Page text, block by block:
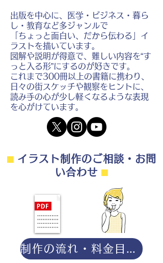
出版を中心に、医学・ビジネス・暮ら
し・教育など多ジャンルで
「ちょっと面白い、だから伝わる」イ
ラストを描いています。
図解や説明が得意で、難しい内容を“す
っと入る形”にするのが好きです。
これまで300冊以上の書籍に携わり、
日々の街スケッチや観察をヒントに、
読み手の心が少し軽くなるような表現
を心がけています。
⬛︎イラスト制作のご相談・お問
い合わせ ⬛︎